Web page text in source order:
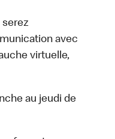
avec
virtuelle,
au jeudi de